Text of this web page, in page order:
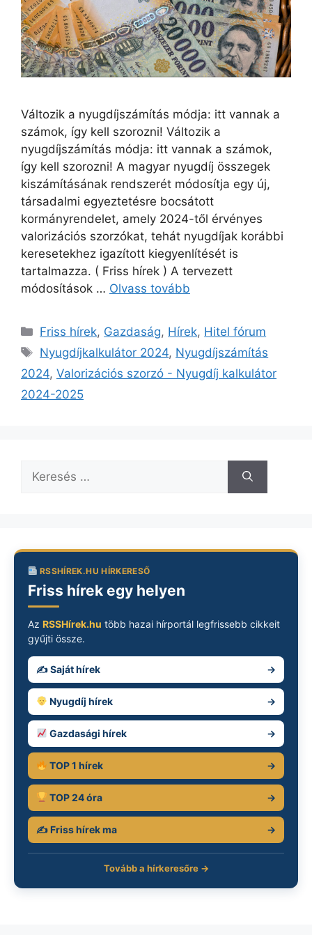
Változik a nyugdíjszámítás módja: itt vannak a
számok, így kell szorozni! Változik a
nyugdíjszámítás módja: itt vannak a számok,
így kell szorozni! A magyar nyugdíj összegek
kiszámításának rendszerét módosítja egy új,
társadalmi egyeztetésre bocsátott
kormányrendelet, amely 2024-től érvényes
valorizációs szorzókat, tehát nyugdíjak korábbi
keresetekhez igazított kiegyenlítését is
tartalmazza. ( Friss hírek ) A tervezett
módosítások … Olvass tovább
Kategória
Friss hírek, Gazdaság, Hírek, Hitel fórum
Címkék
Nyugdíjkalkulátor 2024, Nyugdíjszámítás
2024, Valorizációs szorzó - Nyugdíj kalkulátor
2024-2025
Keresés:
RSSHÍREK.HU HÍRKERESŐ
Friss hírek egy helyen
Az RSSHírek.hu több hazai hírportál legfrissebb cikkeit
gyűjti össze.
✍️ Saját hírek →
Nyugdíj hírek →
Gazdasági hírek →
TOP 1 hírek →
TOP 24 óra →
✍️ Friss hírek ma →
Tovább a hírkeresőre →